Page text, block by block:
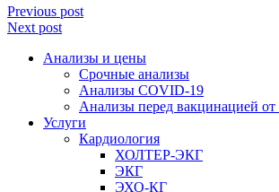
Previous post
Next post
Анализы и цены
Срочные анализы
Анализы COVID-19
Анализы перед вакцинацией
Услуги
Кардиология
ХОЛТЕР-ЭКГ
ЭКГ
ЭХО-КГ